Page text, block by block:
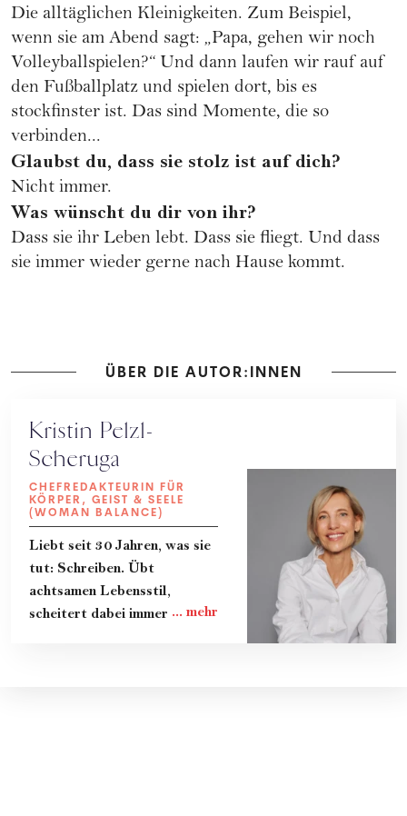
Die alltäglichen Kleinigkeiten. Zum Beispiel,
wenn sie am Abend sagt: „Papa, gehen wir noch
Volleyballspielen?“ Und dann laufen wir rauf auf
den Fußballplatz und spielen dort, bis es
stockfinster ist. Das sind Momente, die so
verbinden...
Glaubst du, dass sie stolz ist auf dich?
Nicht immer.
Was wünscht du dir von ihr?
Dass sie ihr Leben lebt. Dass sie fliegt. Und dass
sie immer wieder gerne nach Hause kommt.
ÜBER DIE AUTOR:INNEN
Kristin Pelzl-
Scheruga
CHEFREDAKTEURIN FÜR
KÖRPER, GEIST & SEELE
(WOMAN BALANCE)
Liebt seit 30 Jahren, was sie
tut: Schreiben. Übt
achtsamen Lebensstil,
scheitert dabei immer wieder